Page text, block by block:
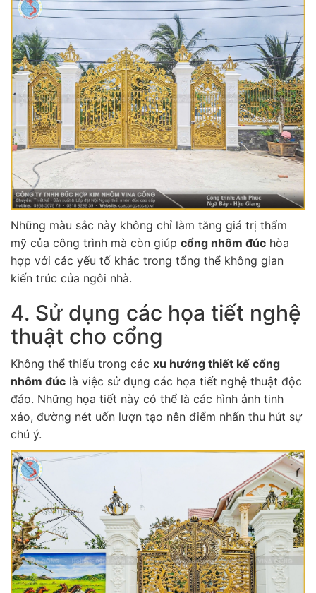
Những màu sắc này không chỉ làm tăng giá trị thẩm
mỹ của công trình mà còn giúp cổng nhôm đúc hòa
hợp với các yếu tố khác trong tổng thể không gian
kiến trúc của ngôi nhà.
4. Sử dụng các họa tiết nghệ
thuật cho cổng
Không thể thiếu trong các xu hướng thiết kế cổng
nhôm đúc là việc sử dụng các họa tiết nghệ thuật độc
đáo. Những họa tiết này có thể là các hình ảnh tinh
xảo, đường nét uốn lượn tạo nên điểm nhấn thu hút sự
chú ý.